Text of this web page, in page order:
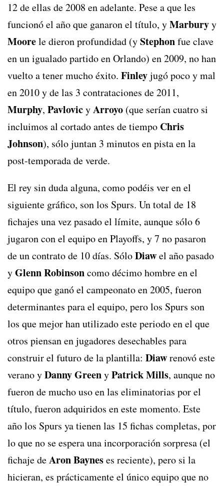
12 de ellas de 2008 en adelante. Pese a que les
funcionó el año que ganaron el título, yMarburyy
Moorele dieron profundidad (yStephonfue clave
en un igualado partido en Orlando) en 2009, no han
vuelto a tener mucho éxito. Finleyjugó poco y mal
en 2010 y de las 3 contrataciones de 2011,
Murphy, PavlovicyArroyo (que serían cuatro si
incluimos al cortado antes de tiempo Chris
Johnson), sólo juntan 3 minutos en pista en la
post-temporada de verde.
El rey sin duda alguna, como podéis ver en el
siguiente gráfico, son los Spurs. Un total de 18
fichajes una vez pasado el límite, aunque sólo 6
jugaron con el equipo en Playoffs, y 7 no pasaron
de un contrato de 10 días. SóloDiawel año pasado
yGlenn Robinsoncomo décimo hombre en el
equipo que ganó el campeonato en 2005, fueron
determinantes para el equipo, pero los Spurs son
los que mejor han utilizado este periodo en el que
otros piensan en jugadores desechables para
construir el futuro de la plantilla: Diawrenovó este
verano yDanny GreenyPatrick Mills, aunque no
fueron de mucho uso en las eliminatorias por el
título, fueron adquiridos en este momento. Este
año los Spurs ya tienen las 15 fichas completas, por
lo que no se espera una incorporación sorpresa (el
fichaje deAron Bayneses reciente), pero si la
hicieran, es prácticamente el único equipo que no